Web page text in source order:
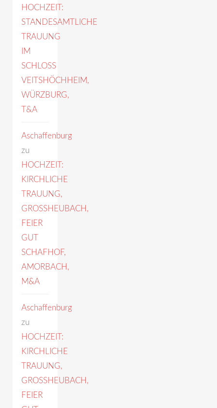
HOCHZEIT:
STANDESAMTLICHE
TRAUUNG
IM
SCHLOSS
VEITSHÖCHHEIM,
WÜRZBURG,
T&A
Aschaffenburg
zu
HOCHZEIT:
KIRCHLICHE
TRAUUNG,
GROSSHEUBACH,
FEIER
GUT
SCHAFHOF,
AMORBACH,
M&A
Aschaffenburg
zu
HOCHZEIT:
KIRCHLICHE
TRAUUNG,
GROSSHEUBACH,
FEIER